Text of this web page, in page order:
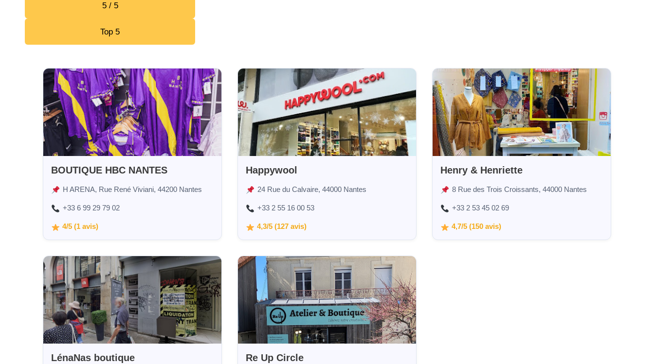
5 / 5
Top 5
BOUTIQUE HBC NANTES
H ARENA, Rue René Viviani, 44200 Nantes
+33 6 99 29 79 02
4/5 (1 avis)
Happywool
24 Rue du Calvaire, 44000 Nantes
+33 2 55 16 00 53
4,3/5 (127 avis)
Henry & Henriette
8 Rue des Trois Croissants, 44000 Nantes
+33 2 53 45 02 69
4,7/5 (150 avis)
LénaNas boutique Re Up Circle